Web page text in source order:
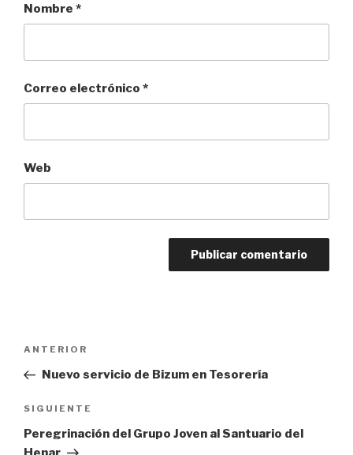
Nombre *
Correo electrónico *
Web
Navegación
entradas
Entrada
anterior:
ANTERIOR
Nuevo servicio de Bizum en Tesorería
Siguiente
entrada
SIGUIENTE
Peregrinación del Grupo Joven al Santuario del